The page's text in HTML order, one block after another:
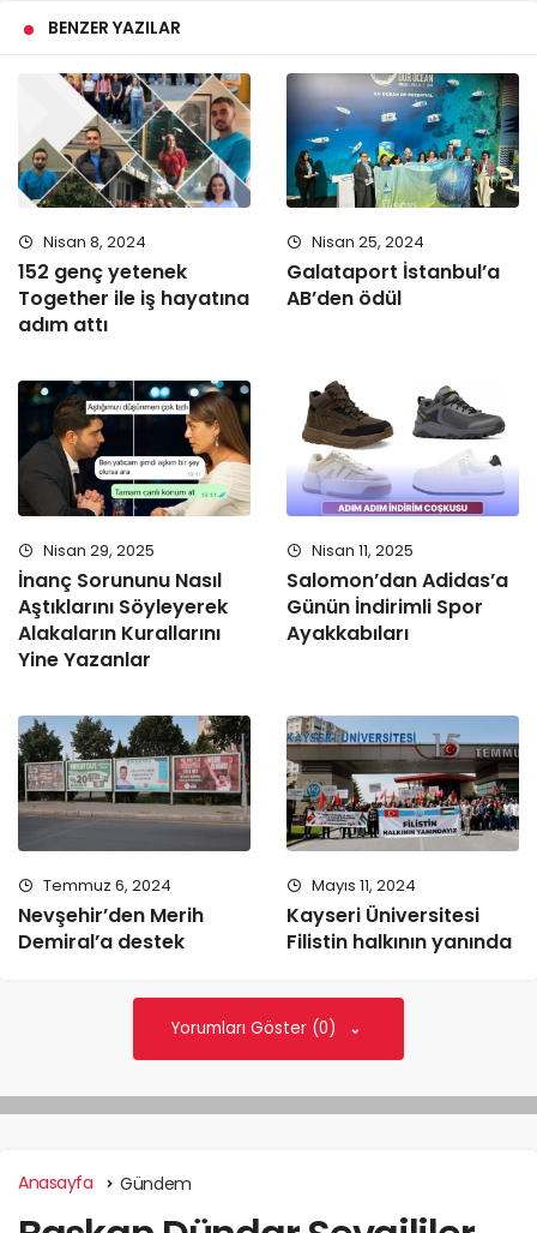
BENZER YAZILAR
Nisan 8, 2024
152 genç yetenek
Together ile iş hayatına
adım attı
Nisan 25, 2024
Galataport İstanbul’a
AB’den ödül
Nisan 29, 2025
İnanç Sorununu Nasıl
Aştıklarını Söyleyerek
Alakaların Kurallarını
Yine Yazanlar
Nisan 11, 2025
Salomon’dan Adidas’a
Günün İndirimli Spor
Ayakkabıları
Temmuz 6, 2024
Nevşehir’den Merih
Demiral’a destek
Mayıs 11, 2024
Kayseri Üniversitesi
Filistin halkının yanında
Yorumları Göster (0)
Anasayfa Gündem